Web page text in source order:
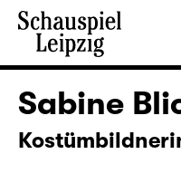
Sabine